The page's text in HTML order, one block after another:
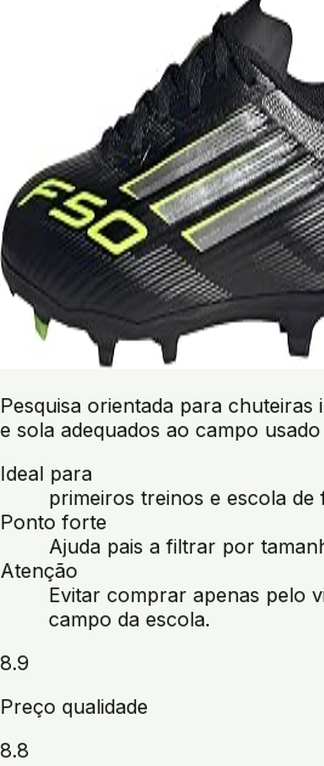
Pesquisa orientada para chuteiras
e sola adequados ao campo
Ideal para
primeiros treinos e escola de
Ponto forte
Ajuda pais a filtrar por
Atenção
Evitar comprar apenas pelo
campo da escola.
8.9
Preço qualidade
8.8